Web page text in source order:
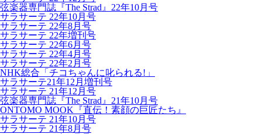
弦楽器専門誌『The Strad』22年10月号
サラサーテ 22年10月号
サラサーテ 22年8月号
サラサーテ 22年増刊号
サラサーテ 22年6月号
サラサーテ 22年4月号
サラサーテ 22年2月号
NHK総合「チコちゃんに叱られる!」
サラサーテ21年12月増刊号
サラサーテ 21年12月号
弦楽器専門誌『The Strad』21年10月号
ONTOMO MOOK『直伝！素顔の巨匠たち』
サラサーテ 21年10月号
サラサーテ 21年8月号